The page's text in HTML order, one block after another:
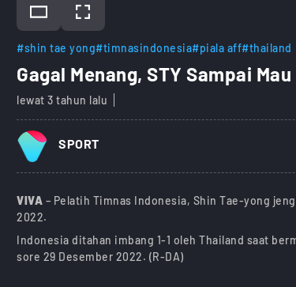
#shin tae yong#timnasindonesia#piala aff#thailand
Gagal Menang, STY Sampai
lewat 3 tahun lalu
SPORT
VIVA – Pelatih Timnas Indonesia, Shin Tae-yong
2022.
Indonesia ditahan imbang 1-1 oleh Thailand saat
sore 29 Desember 2022. (R-DA)